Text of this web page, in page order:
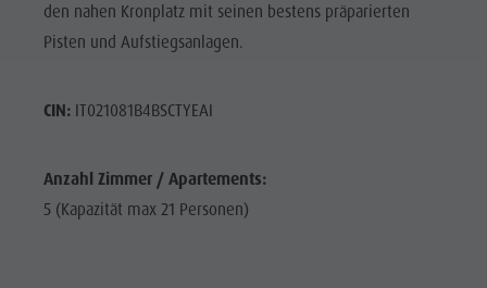
den nahen Kronplatz mit seinen bestens präparierten
Pisten und Aufstiegsanlagen.
CIN:IT021081B4BSCTYEAI
Anzahl Zimmer / Apartements:
5 (Kapazität max 21 Personen)